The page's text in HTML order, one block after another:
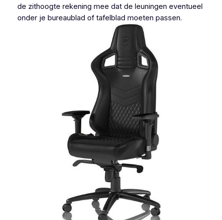
de zithoogte rekening mee dat de leuningen eventueel
onder je bureaublad of tafelblad moeten passen.